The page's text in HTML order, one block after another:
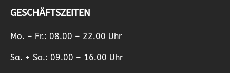
GESCHÄFTSZEITEN
Mo. – Fr.: 08.00 – 22.00 Uhr
Sa. + So.: 09.00 – 16.00 Uhr